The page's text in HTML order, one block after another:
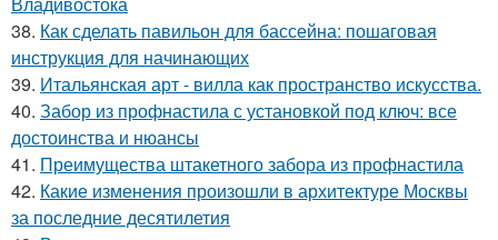
38. Как сделать павильон для бассейна: пошаговая
инструкция для начинающих
39. Итальянская арт - вилла как пространство искусства.
40. Забор из профнастила с установкой под ключ: все
достоинства и нюансы
41. Преимущества штакетного забора из профнастила
42. Какие изменения произошли в архитектуре Москвы
за последние десятилетия